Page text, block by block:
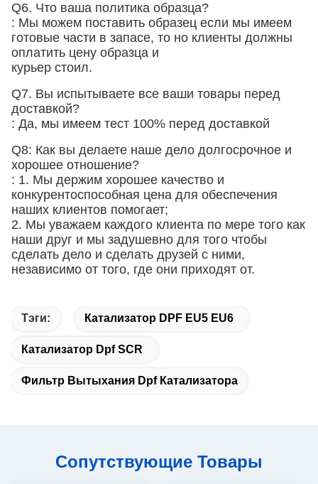
Q6. Что ваша политика образца?
: Мы можем поставить образец если мы имеем
готовые части в запасе, то но клиенты должны
оплатить цену образца и
курьер стоил.
Q7. Вы испытываете все ваши товары перед
доставкой?
: Да, мы имеем тест 100% перед доставкой
Q8: Как вы делаете наше дело долгосрочное и
хорошее отношение?
: 1. Мы держим хорошее качество и
конкурентоспособная цена для обеспечения
наших клиентов помогает;
2. Мы уважаем каждого клиента по мере того как
наши друг и мы задушевно для того чтобы
сделать дело и сделать друзей с ними,
независимо от того, где они приходят от.
Тэги: Катализатор DPF EU5 EU6
Катализатор Dpf SCR
Фильтр Вытыхания Dpf Катализатора
Сопутствующие Товары